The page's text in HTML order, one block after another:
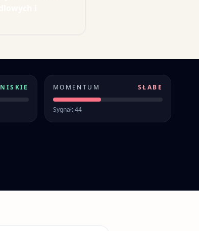
NISKIE MOMENTUM SŁABE
Sygnał: 44